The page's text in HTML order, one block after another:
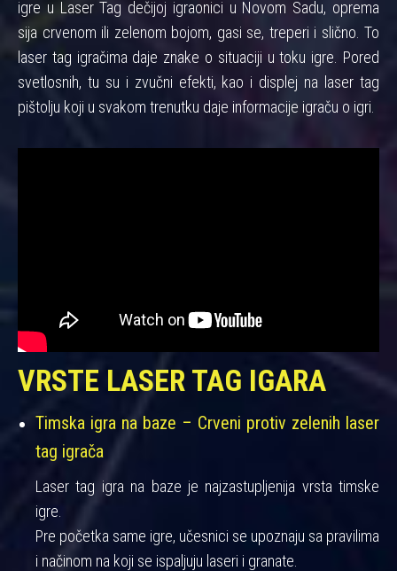
igre u Laser Tag dečijoj igraonici u Novom Sadu, oprema
sija crvenom ili zelenom bojom, gasi se, treperi i slično. To
laser tag igračima daje znake o situaciji u toku igre. Pored
svetlosnih, tu su i zvučni efekti, kao i displej na laser tag
pištolju koji u svakom trenutku daje informacije igraču o igri.
VRSTE LASER TAG IGARA
Timska igra na baze – Crveni protiv zelenih laser
tag igrača
Laser tag igra na baze je najzastupljenija vrsta timske
igre.
Pre početka same igre, učesnici se upoznaju sa pravilima
i načinom na koji se ispaljuju laseri i granate.